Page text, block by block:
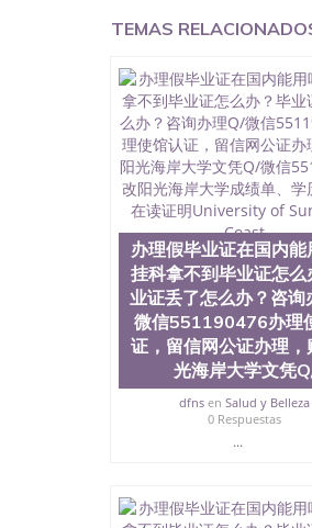
壳定制QQ微信
留学文凭认证QQ微信
德国留学回国证明QQ
551190476 网上买文
理QQ微信551190476
学有毕业证QQ微信
国外文凭要交定金吗
551190476学士学位证
证QQ微信551190476
译为“圣荷西州立大学”
学之一。位于圣何塞市
学，它以极高的就业率
《福克斯》杂志评选为
至今，这是一所在世界
育质量的核心代表。其
其所处地域的世界硅谷
的实习机会。无论是
大学中的地理位置。
科技中心。约有学生
发给客户确认； 5、电
客户（国内顺丰，国外
TEMAS
办理假毕业证在国内能
挂科拿不到毕业证怎么
业证丢了怎么办？咨询
微信551190476办理
证，留信网公证办理，
光海岸大学文凭
dfns enSalud y Belleza
0 Respuestas
...